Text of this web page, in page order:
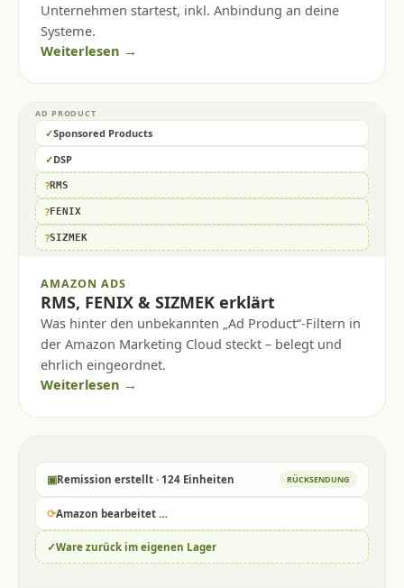
Unternehmen startest, inkl. Anbindung an deine
Systeme.
Weiterlesen →
AD PRODUCT
✓Sponsored Products
✓DSP
?RMS
?FENIX
?SIZMEK
AMAZON ADS
RMS, FENIX & SIZMEK erklärt
Was hinter den unbekannten „Ad Product“-Filtern in
der Amazon Marketing Cloud steckt – belegt und
ehrlich eingeordnet.
Weiterlesen →
▣Remission erstellt · 124 Einheiten RÜCKSENDUNG
⟳Amazon bearbeitet …
✓Ware zurück im eigenen Lager